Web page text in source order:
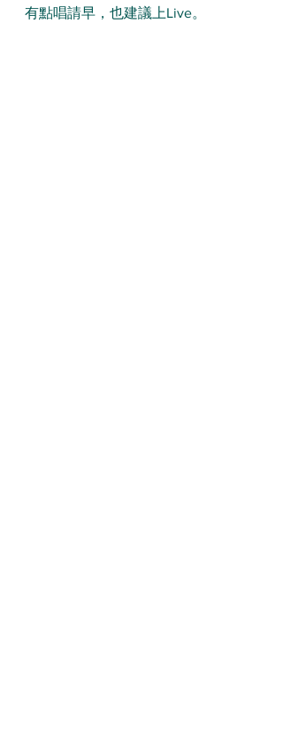
有點唱請早，也建議上Live。